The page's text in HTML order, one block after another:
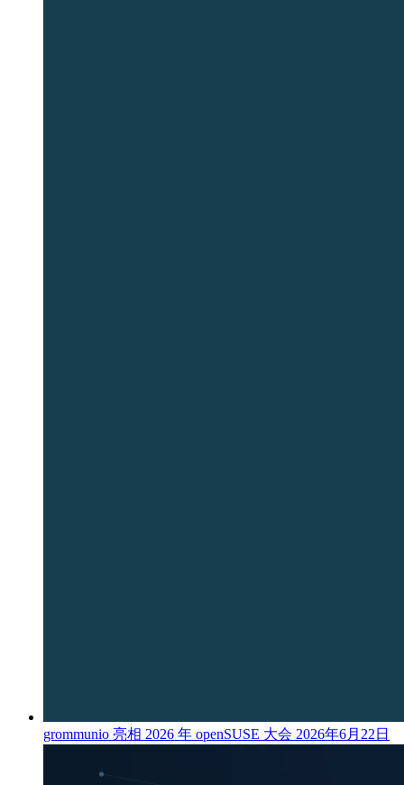
grommunio 亮相 2026 年 openSUSE 大会 2026年6月22日